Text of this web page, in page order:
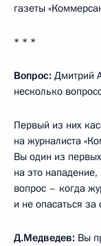
газеты
* * *
Вопрос: Дмитрий
несколько
Первый из них
на журналиста
Вы один из
на это
вопрос – когда
и не опасаться
Д.Медведев: Вы